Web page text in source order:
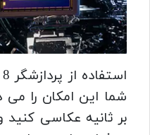
استفاده از پردازشگر DIGIC 8 در